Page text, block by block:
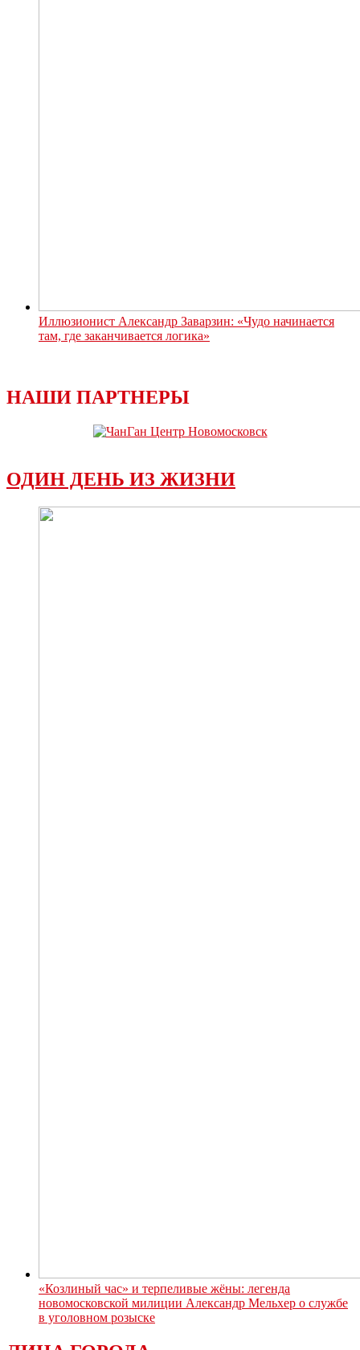
Иллюзионист Александр Заварзин: «Чудо начинается
там, где заканчивается логика»
НАШИ ПАРТНЕРЫ
ОДИН ДЕНЬ ИЗ ЖИЗНИ
«Козлиный час» и терпеливые жёны: легенда
новомосковской милиции Александр Мельхер о службе
в уголовном розыске